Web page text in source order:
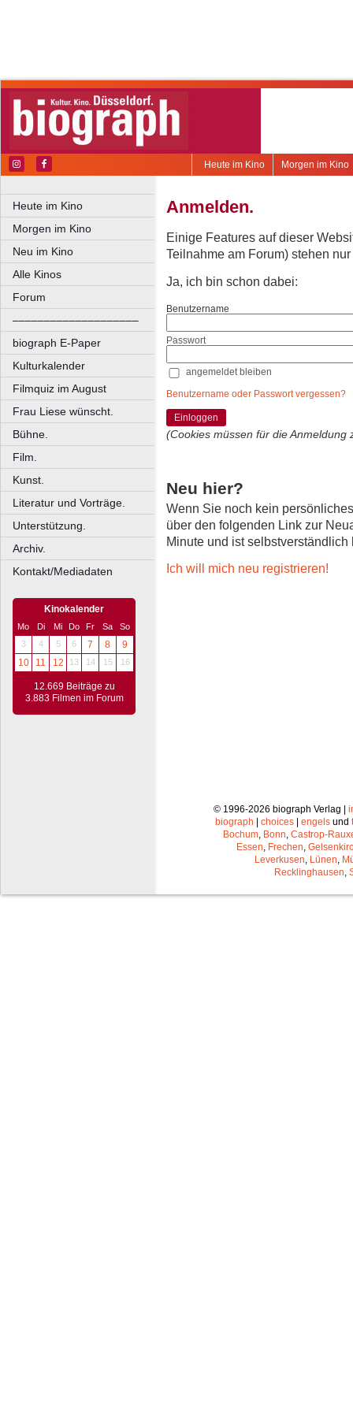
Morgen im Kino
Heute im Kino
Heute im Kino
Morgen im Kino
Neu im Kino
Alle Kinos
Forum
––––––––––––––––––––
biograph E-Paper
Kulturkalender
Filmquiz im August
Frau Liese wünscht.
Bühne.
Film.
Kunst.
Literatur und Vorträge.
Unterstützung.
Archiv.
Kontakt/Mediadaten
Kinokalender
Mo Di Mi Do Fr Sa
So
3
4 5 6 7 8
9
10
11 12 13 14 15 16
12.669 Beiträge zu
3.883 Filmen im Forum
Anmelden.
Einige Features auf dieser
Teilnahme am Forum) stehen
Ja, ich bin schon dabei:
Benutzername
Passwort
angemeldet bleiben
Benutzername oder Passwort vergessen?
Einloggen
(Cookies müssen für die Anmeldung
Neu hier?
Wenn Sie noch kein
über den folgenden Link zur
Minute und ist selbstverständlich
Ich will mich neu registrieren!
© 1996-2026 biograph Verlag |
biograph
choices engels und
Bochum, Bonn, Castrop-
Essen, Frechen,
Leverkusen, Lünen,
Recklinghausen,